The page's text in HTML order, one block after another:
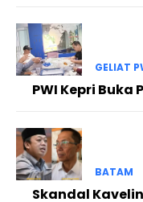
GELIAT
PWI Kepri Buka
BATAM
Skandal